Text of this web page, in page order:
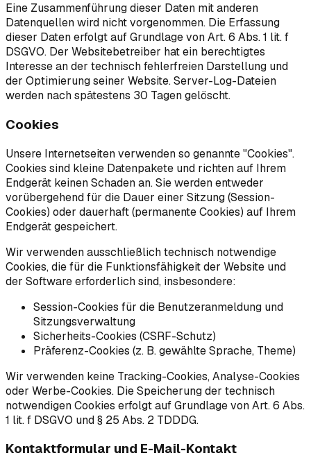
Eine Zusammenführung dieser Daten mit anderen
Datenquellen wird nicht vorgenommen. Die Erfassung
dieser Daten erfolgt auf Grundlage von Art. 6 Abs. 1 lit. f
DSGVO. Der Websitebetreiber hat ein berechtigtes
Interesse an der technisch fehlerfreien Darstellung und
der Optimierung seiner Website. Server-Log-Dateien
werden nach spätestens 30 Tagen gelöscht.
Cookies
Unsere Internetseiten verwenden so genannte "Cookies".
Cookies sind kleine Datenpakete und richten auf Ihrem
Endgerät keinen Schaden an. Sie werden entweder
vorübergehend für die Dauer einer Sitzung (Session-
Cookies) oder dauerhaft (permanente Cookies) auf Ihrem
Endgerät gespeichert.
Wir verwenden ausschließlich technisch notwendige
Cookies, die für die Funktionsfähigkeit der Website und
der Software erforderlich sind, insbesondere:
Session-Cookies für die Benutzeranmeldung und
Sitzungsverwaltung
Sicherheits-Cookies (CSRF-Schutz)
Präferenz-Cookies (z. B. gewählte Sprache, Theme)
Wir verwenden keine Tracking-Cookies, Analyse-Cookies
oder Werbe-Cookies. Die Speicherung der technisch
notwendigen Cookies erfolgt auf Grundlage von Art. 6 Abs.
1 lit. f DSGVO und § 25 Abs. 2 TDDDG.
Kontaktformular und E-Mail-Kontakt